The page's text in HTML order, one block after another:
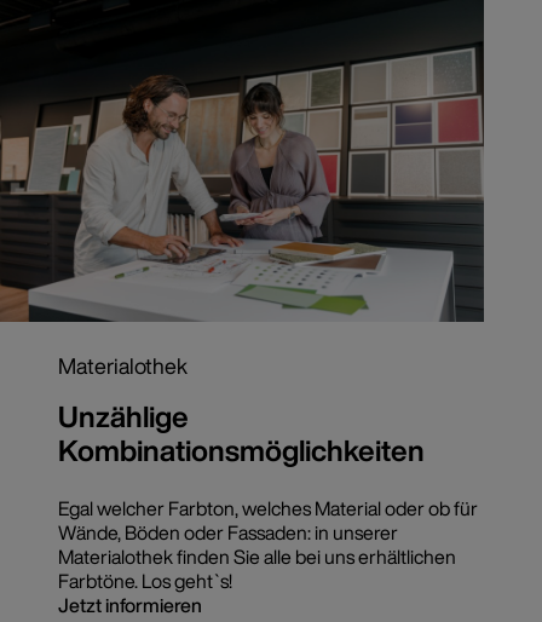
Materialothek
Unzählige
Kombinationsmöglichkeiten
Egal welcher Farbton, welches Material oder ob für
Wände, Böden oder Fassaden: in unserer
Materialothek finden Sie alle bei uns erhältlichen
Farbtöne. Los geht`s!
Jetzt informieren